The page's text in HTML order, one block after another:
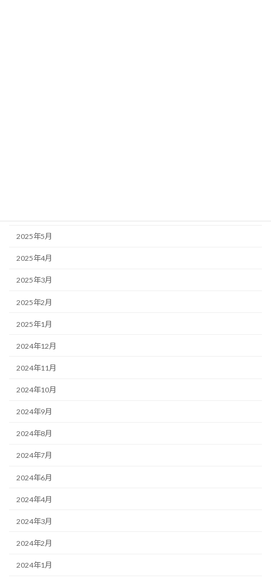
2025年5月
2025年4月
2025年3月
2025年2月
2025年1月
2024年12月
2024年11月
2024年10月
2024年9月
2024年8月
2024年7月
2024年6月
2024年4月
2024年3月
2024年2月
2024年1月